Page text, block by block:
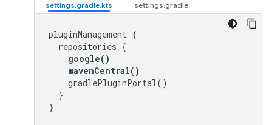
pluginManagement {
repositories {
google()
mavenCentral()
gradlePluginPortal()
}
}